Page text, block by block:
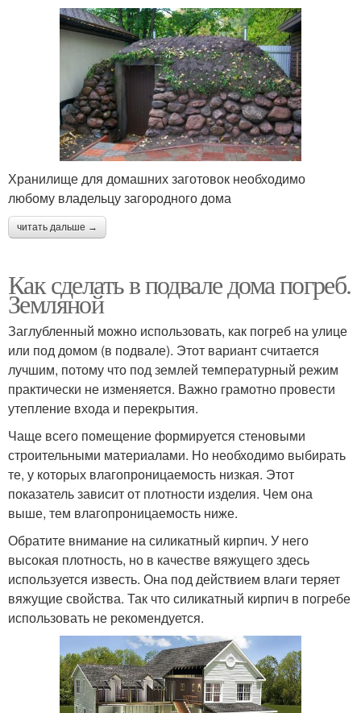
Хранилище для домашних заготовок необходимо
любому владельцу загородного дома
читать дальше →
Как сделать в подвале дома погреб.
Земляной
Заглубленный можно использовать, как погреб на улице
или под домом (в подвале). Этот вариант считается
лучшим, потому что под землей температурный режим
практически не изменяется. Важно грамотно провести
утепление входа и перекрытия.
Чаще всего помещение формируется стеновыми
строительными материалами. Но необходимо выбирать
те, у которых влагопроницаемость низкая. Этот
показатель зависит от плотности изделия. Чем она
выше, тем влагопроницаемость ниже.
Обратите внимание на силикатный кирпич. У него
высокая плотность, но в качестве вяжущего здесь
используется известь. Она под действием влаги теряет
вяжущие свойства. Так что силикатный кирпич в погребе
использовать не рекомендуется.